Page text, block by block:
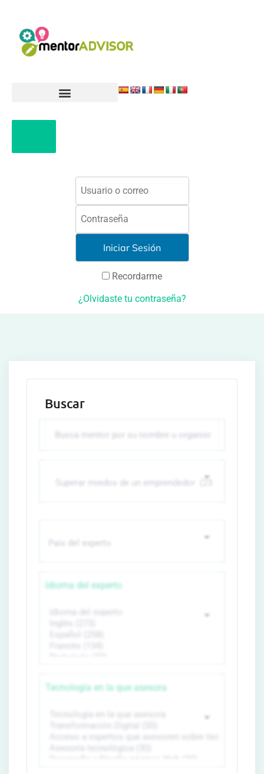
Recordarme
¿Olvidaste tu contraseña?
Buscar
Idioma del experto
Tecnología en la que asesora